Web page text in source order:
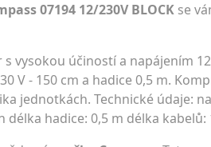
07194 12/230V BLOCK se
vysokou účiností a napájením
V - 150 cm a hadice 0,5 m.
jednotkách. Technické údaje:
délka hadice: 0,5 m délka